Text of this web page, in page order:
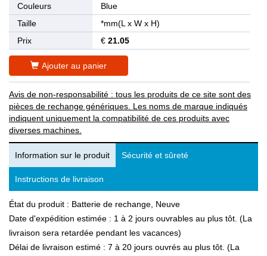
Couleurs
Blue
Taille
*mm(L x W x H)
Prix
€ 21.05
Ajouter au panier
Avis de non-responsabilité : tous les produits de ce site sont des
pièces de rechange génériques. Les noms de marque indiqués
indiquent uniquement la compatibilité de ces produits avec
diverses machines.
Information sur le produit Sécurité et sûreté
Instructions de livraison
État du produit : Batterie de rechange, Neuve
Date d'expédition estimée : 1 à 2 jours ouvrables au plus tôt. (La
livraison sera retardée pendant les vacances)
Délai de livraison estimé : 7 à 20 jours ouvrés au plus tôt. (La